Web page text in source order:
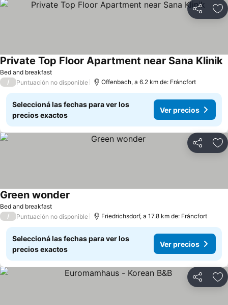
Compartir
Bed and breakfast
Private Top Floor Apartment near Sana Klinik
/ Puntuación no disponible Offenbach, a 6.2 km de: Fráncfort
Seleccioná las fechas para ver los
precios exactos
Ver precios
Compartir
Bed and breakfast
Green wonder
/ Puntuación no disponible Friedrichsdorf, a 17.8 km de: Fráncfort
Seleccioná las fechas para ver los
precios exactos
Ver precios
Compartir